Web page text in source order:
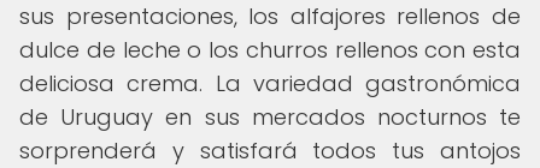
sus presentaciones, los alfajores rellenos de
dulce de leche o los churros rellenos con esta
deliciosa crema. La variedad gastronómica
de Uruguay en sus mercados nocturnos te
sorprenderá y satisfará todos tus antojos